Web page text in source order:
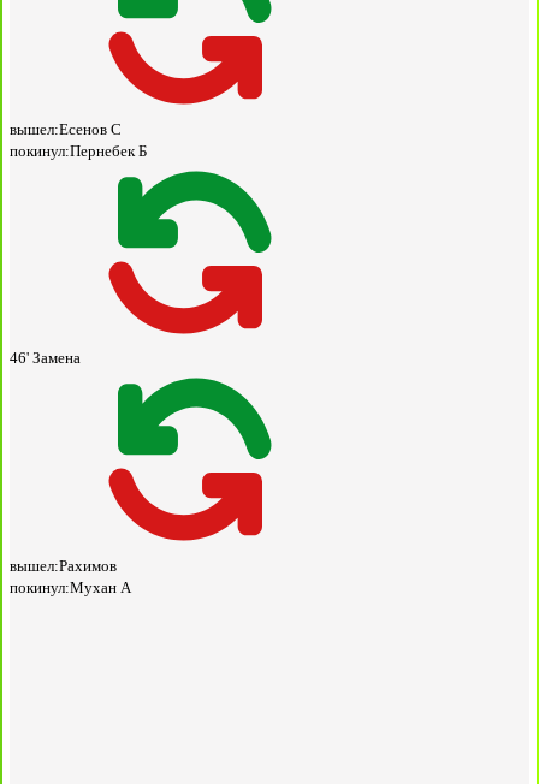
вышел:Есенов С
покинул:Пернебек Б
46' Замена
вышел:Рахимов
покинул:Мухан А